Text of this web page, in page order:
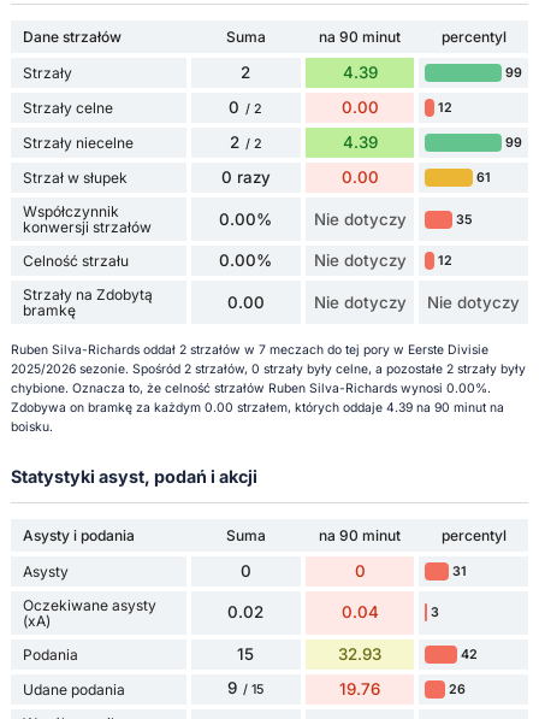
Dane strzałów Suma na 90 minut
percentyl
Strzały
2 4.39 99
Strzały celne 0 / 2 0.00 12
Strzały niecelne 2 / 2 4.39 99
Strzał w słupek 0 razy 0.00 61
Współczynnik
konwersji strzałów
0.00% Nie dotyczy 35
Celność strzału 0.00% Nie dotyczy 12
Strzały na Zdobytą
bramkę
0.00 Nie dotyczy Nie dotyczy
Ruben Silva-Richards oddał 2 strzałów w 7 meczach do tej pory w Eerste Divisie
2025/2026 sezonie. Spośród 2 strzałów, 0 strzały były celne, a pozostałe 2 strzały były
chybione. Oznacza to, że celność strzałów Ruben Silva-Richards wynosi 0.00%.
Zdobywa on bramkę za każdym 0.00 strzałem, których oddaje 4.39 na 90 minut na
boisku.
Statystyki asyst, podań i akcji
Asysty i podania Suma na 90 minut
percentyl
Asysty
0 0 31
Oczekiwane asysty
(xA)
0.02 0.04 3
Podania 15 32.93 42
Udane podania 9 / 15 19.76 26